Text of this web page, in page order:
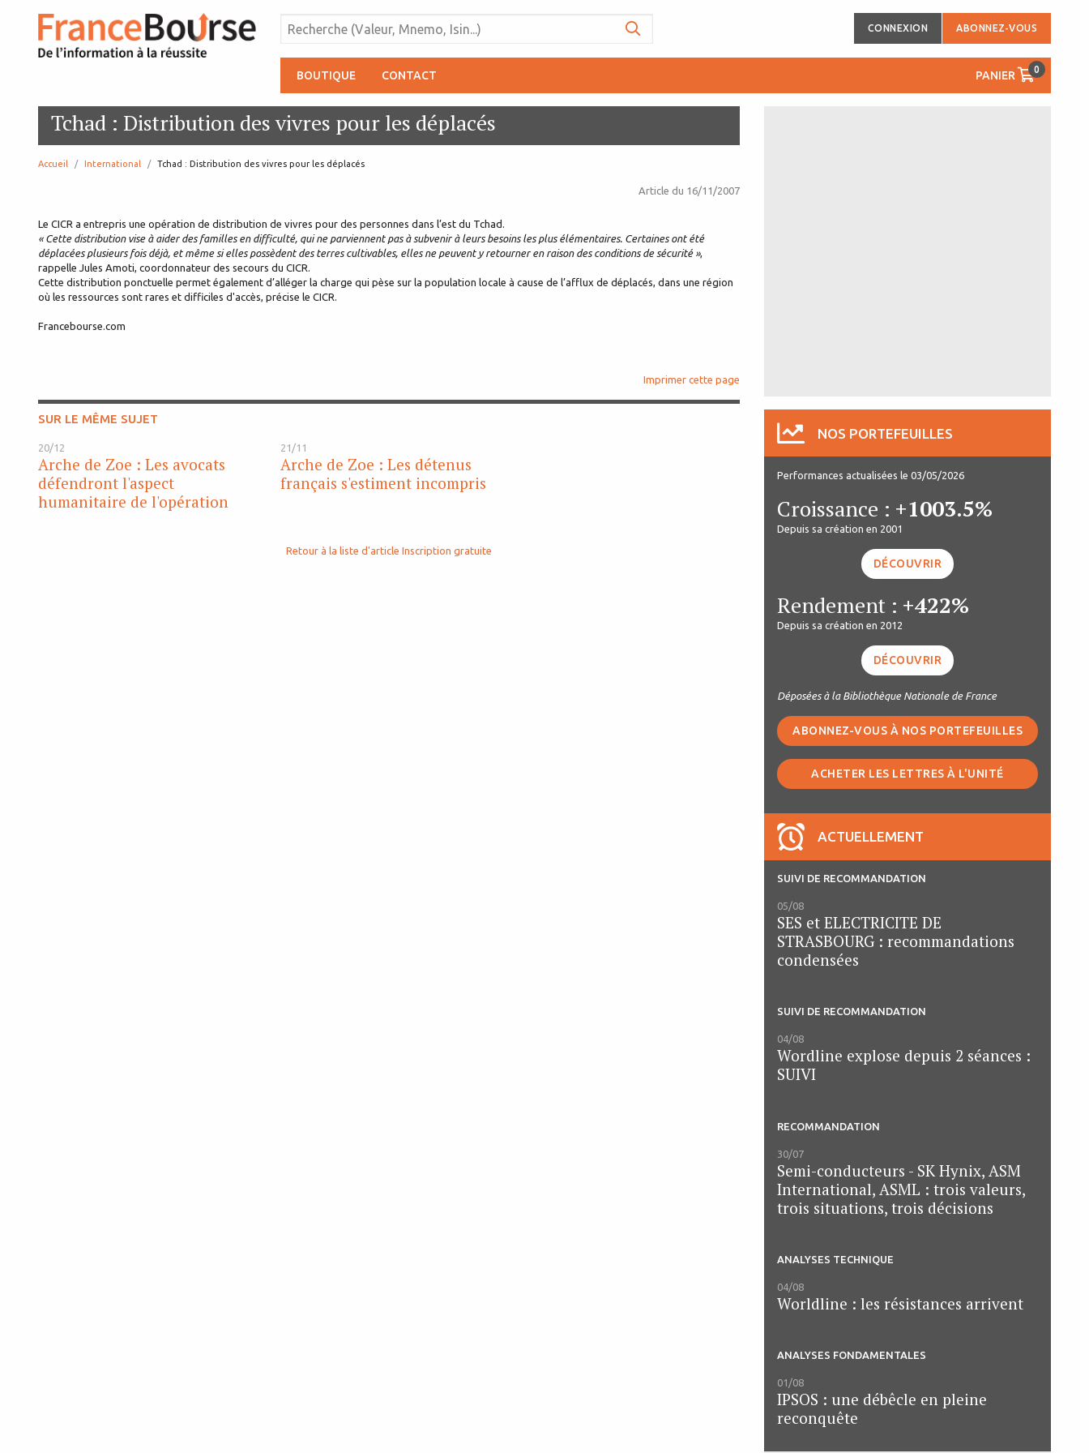
CONNEXION ABONNEZ-VOUS
BOUTIQUE CONTACT PANIER 0
Tchad : Distribution des vivres pour les déplacés
Accueil International page:
Tchad : Distribution des vivres pour les déplacés
Article du 16/11/2007
Le CICR a entrepris une opération de distribution de vivres pour des personnes dans l’est du Tchad.
« Cette distribution vise à aider des familles en difficulté, qui ne parviennent pas à subvenir à leurs besoins les plus élémentaires. Certaines ont été
déplacées plusieurs fois déjà, et même si elles possèdent des terres cultivables, elles ne peuvent y retourner en raison des conditions de sécurité »,
rappelle Jules Amoti, coordonnateur des secours du CICR.
Cette distribution ponctuelle permet également d’alléger la charge qui pèse sur la population locale à cause de l’afflux de déplacés, dans une région
où les ressources sont rares et difficiles d'accès, précise le CICR.
Francebourse.com
Imprimer cette page
SUR LE MÊME SUJET
20/12
Arche de Zoe : Les avocats
défendront l'aspect
humanitaire de l'opération
21/11
Arche de Zoe : Les détenus
français s'estiment incompris
Retour à la liste d'article Inscription gratuite
NOS PORTEFEUILLES
Performances actualisées le 03/05/2026
Croissance : +1003.5%
Depuis sa création en 2001
DÉCOUVRIR
Rendement : +422%
Depuis sa création en 2012
DÉCOUVRIR
Déposées à la Bibliothèque Nationale de France
ABONNEZ-VOUS À NOS PORTEFEUILLES
ACHETER LES LETTRES À L'UNITÉ
ACTUELLEMENT
SUIVI DE RECOMMANDATION
05/08
SES et ELECTRICITE DE
STRASBOURG : recommandations
condensées
SUIVI DE RECOMMANDATION
04/08
Wordline explose depuis 2 séances :
SUIVI
RECOMMANDATION
30/07
Semi-conducteurs - SK Hynix, ASM
International, ASML : trois valeurs,
trois situations, trois décisions
ANALYSES TECHNIQUE
04/08
Worldline : les résistances arrivent
ANALYSES FONDAMENTALES
01/08
IPSOS : une débêcle en pleine
reconquête